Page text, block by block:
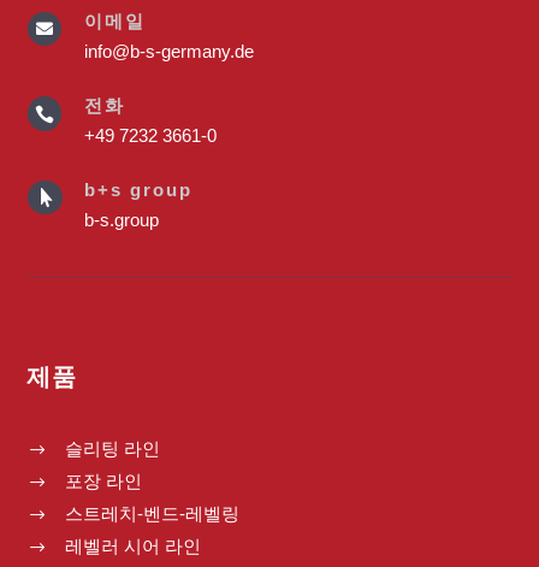

이메일
info@b-s-germany.de

전화
+49 7232 3661-0

b+s group
b-s.group
제품
$ 슬리팅 라인
$ 포장 라인
$ 스트레치-벤드-레벨링
$ 레벨러 시어 라인